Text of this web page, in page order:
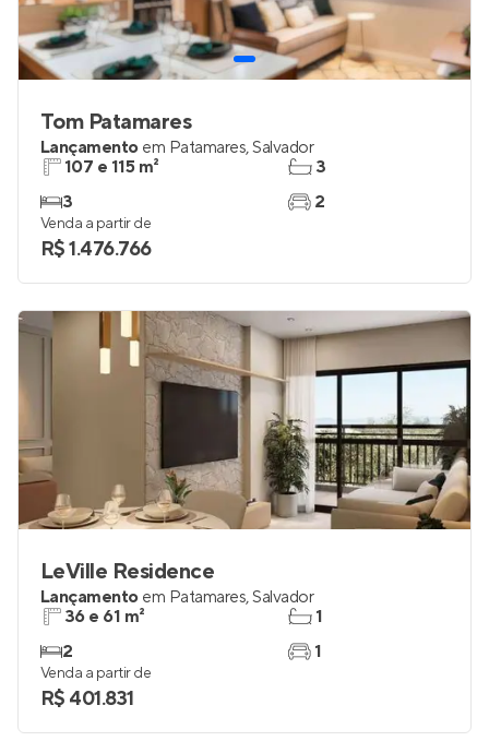
Tom Patamares
Lançamento em Patamares,Salvador
107 e 115 m²
3
3
2
Venda a partir de
R$ 1.476.766
LeVille Residence
Lançamento em Patamares,Salvador
36 e 61 m²
2
1
1
Venda a partir de
R$ 401.831